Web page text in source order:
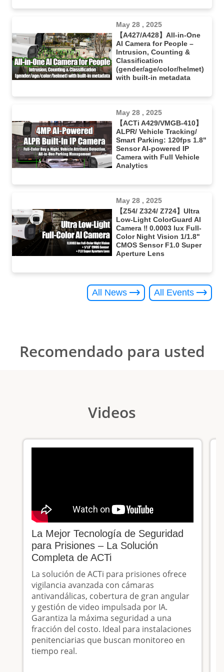
May 28 , 2025
【A427/A428】All-in-One
AI Camera for People –
Intrusion, Counting &
Classification
(gender/age/color/helmet)
with built-in metadata
May 28 , 2025
【ACTi A429/VMGB-410】
ALPR/ Vehicle Tracking/
Smart Parking: 120fps 1.8"
Sensor AI-powered IP
Camera with Full Vehicle
Analytics
May 28 , 2025
【Z54/ Z324/ Z724】Ultra
Low-Light ColorGuard AI
Camera ‼️ 0.0003 lux Full-
Color Night Vision 1/1.8"
CMOS Sensor F1.0 Super
Aperture Lens
All News All Events
Recomendado para usted
Videos
La Mejor Tecnología de Seguridad
para Prisiones – La Solución
Completa de ACTi
La solución de ACTi para prisiones ofrece
vigilancia avanzada con cámaras
antivandálicas, cobertura de gran angular
y gestión de video impulsada por IA.
Garantiza la máxima seguridad a una
fracción del costo. Ideal para instalaciones
penitenciarias que buscan monitoreo en
tiempo real.